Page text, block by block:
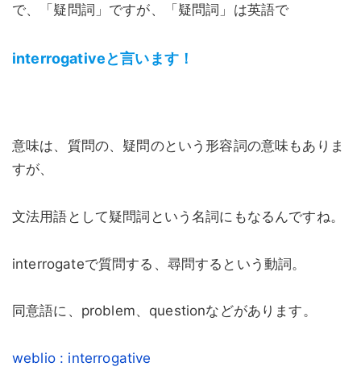
で、「疑問詞」ですが、「疑問詞」は英語で
interrogativeと言います！
意味は、質問の、疑問のという形容詞の意味もありま
すが、
文法用語として疑問詞という名詞にもなるんですね。
interrogateで質問する、尋問するという動詞。
同意語に、problem、questionなどがあります。
weblio : interrogative